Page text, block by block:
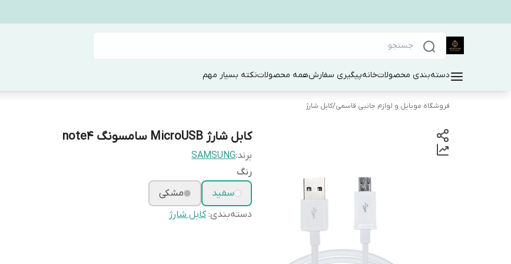
دسته‌بندی محصولاتخانهپیگیری سفارشهمه محصولاتنکته بسیار مهم
فروشگاه موبایل و لوازم جانبی قاسمی/کابل شارژ
کابل شارژ MicroUSB سامسونگ note4
برند:SAMSUNG
رنگ
سفید
مشکی
دسته‌بندی:کابل شارژ